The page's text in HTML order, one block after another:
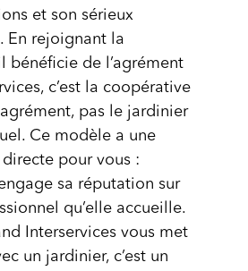
et son sérieux
En rejoignant la
bénéficie de l’agrément
c’est la coopérative
pas le jardinier
Ce modèle a une
pour vous :
sa réputation sur
qu’elle accueille.
Interservices vous met
un jardinier, c’est un